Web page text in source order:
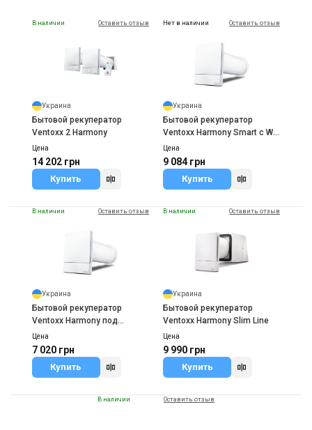
Купить
В наличии Оставить отзыв
Украина
Бытовой рекуператор
Ventoxx 2 Harmony
Цена
14 202 грн
Купить
Нет в наличии Оставить отзыв
Украина
Бытовой рекуператор
Ventoxx Harmony Smart с Wi-
FiЦена
9 084 грн
Купить
В наличии Оставить отзыв
Украина
Бытовой рекуператор
Ventoxx Harmony под
управлением Twist
Цена
7 020 грн
Купить
В наличии Оставить отзыв
Украина
Бытовой рекуператор
Ventoxx Harmony Slim Line
Цена
9 990 грн
Купить
В наличии Оставить отзыв